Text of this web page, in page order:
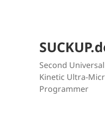
Second
Kinetic Ultra-
Programmer